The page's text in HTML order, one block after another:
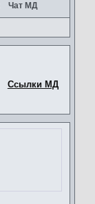
Чат МД
Ссылки МД